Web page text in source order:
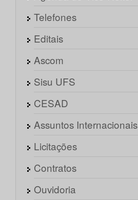
Telefones
Editais
Ascom
Sisu UFS
CESAD
Assuntos Internacionais
Licitações
Contratos
Ouvidoria